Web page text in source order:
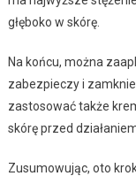
głęboko w skórę.
Na końcu, można
zabezpieczy i
zastosować także
skórę przed
Zusumowując, oto